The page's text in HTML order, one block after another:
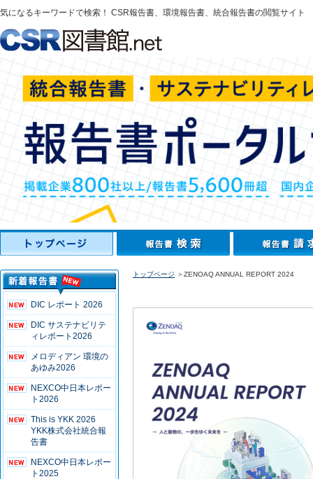
気になるキーワードで検索！ CSR報告書、環境報告書、統合報告書の閲覧サイト
DIC レポート 2026
DIC サステナビリテ
ィレポート2026
メロディアン 環境の
あゆみ2026
NEXCO中日本レポー
ト2026
This is YKK 2026
YKK株式会社統合報
告書
NEXCO中日本レポー
ト2025
トップページ ＞ZENOAQ ANNUAL REPORT 2024